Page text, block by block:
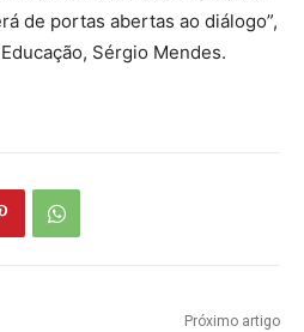
de portas abertas ao diálogo”,
Sérgio Mendes.
Próximo artigo